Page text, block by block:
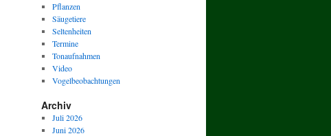
Pflanzen
Säugetiere
Seltenheiten
Termine
Tonaufnahmen
Video
Vogelbeobachtungen
Archiv
Juli 2026
Juni 2026